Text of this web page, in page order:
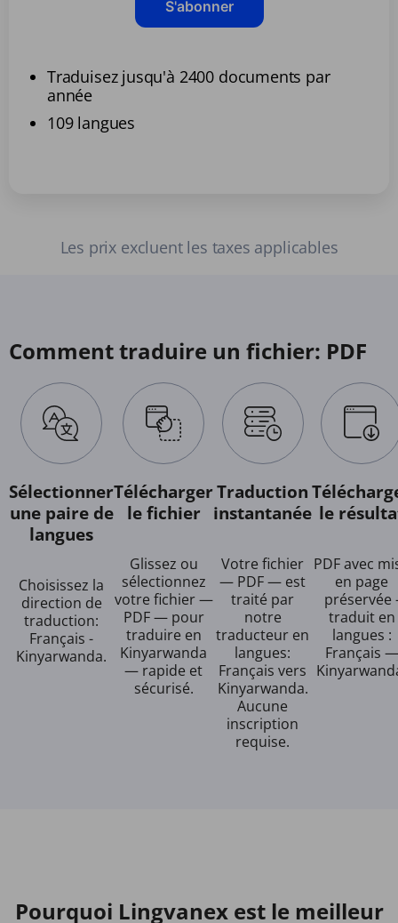
S'abonner
Traduisez jusqu'à 2400 documents par
année
109 langues
Les prix excluent les taxes applicables
Comment traduire un fichier: PDF
Sélectionner
une paire de
langues
Choisissez la
direction de
traduction:
Français -
Kinyarwanda.
Télécharger
le fichier
Glissez ou
sélectionnez
votre fichier —
PDF — pour
traduire en
Kinyarwanda
— rapide et
sécurisé.
Traduction
instantanée
Votre fichier
— PDF — est
traité par
notre
traducteur en
langues:
Français vers
Kinyarwanda.
Aucune
inscription
requise.
le
PDF avec
en page
préservée
traduit en
langues :
Français —
Pourquoi Lingvanex est le meilleur